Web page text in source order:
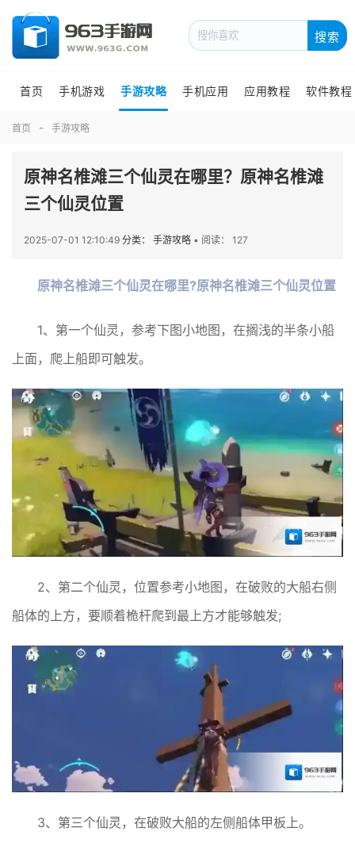
搜索
首页 手机游戏 手游攻略 手机应用 应用教程 软件教程
首页 手游攻略
原神名椎滩三个仙灵在哪里？原神名椎滩
三个仙灵位置
2025-07-01 12:10:49 分类： 手游攻略 • 阅读： 127
原神名椎滩三个仙灵在哪里?原神名椎滩三个仙灵位置
1、第一个仙灵，参考下图小地图，在搁浅的半条小船
上面，爬上船即可触发。
2、第二个仙灵，位置参考小地图，在破败的大船右侧
船体的上方，要顺着桅杆爬到最上方才能够触发;
3、第三个仙灵，在破败大船的左侧船体甲板上。